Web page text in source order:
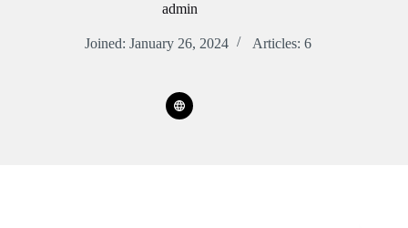
admin
Joined: January 26, 2024 Articles: 6